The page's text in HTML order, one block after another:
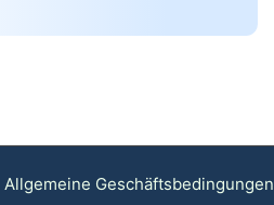
Allgemeine Geschäftsbedingungen